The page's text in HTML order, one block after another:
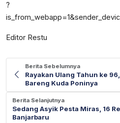
?
Editor Restu
Berita Sebelumnya
Rayakan Ulang Tahun ke
Bareng Kuda Poninya
Berita Selanjutnya
Sedang Asyik Pesta Miras, 16
Banjarbaru